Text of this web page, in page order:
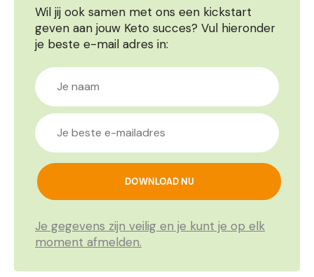
Wil jij ook samen met ons een kickstart
geven aan jouw Keto succes? Vul hieronder
je beste e-mail adres in:
Je gegevens zijn veilig en je kunt je op elk
moment afmelden.